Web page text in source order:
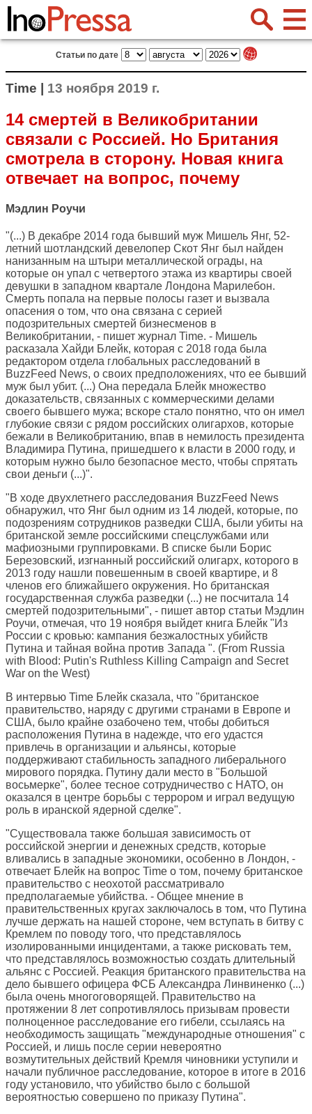
Статьи по дате
Time | 13 ноября 2019 г.
14 смертей в Великобритании
связали с Россией. Но Британия
смотрела в сторону. Новая книга
отвечает на вопрос, почему
Мэдлин Роучи
"(...) В декабре 2014 года бывший муж Мишель Янг, 52-
летний шотландский девелопер Скот Янг был найден
нанизанным на штыри металлической ограды, на
которые он упал с четвертого этажа из квартиры своей
девушки в западном квартале Лондона Марилебон.
Смерть попала на первые полосы газет и вызвала
опасения о том, что она связана с серией
подозрительных смертей бизнесменов в
Великобритании, - пишет журнал Time. - Мишель
расказала Хайди Блейк, которая с 2018 года была
редактором отдела глобальных расследований в
BuzzFeed News, о своих предположениях, что ее бывший
муж был убит. (...) Она передала Блейк множество
доказательств, связанных с коммерческими делами
своего бывшего мужа; вскоре стало понятно, что он имел
глубокие связи с рядом российских олигархов, которые
бежали в Великобританию, впав в немилость президента
Владимира Путина, пришедшего к власти в 2000 году, и
которым нужно было безопасное место, чтобы спрятать
свои деньги (...)".
"В ходе двухлетнего расследования BuzzFeed News
обнаружил, что Янг был одним из 14 людей, которые, по
подозрениям сотрудников разведки США, были убиты на
британской земле российскими спецслужбами или
мафиозными группировками. В списке были Борис
Березовский, изгнанный российский олигарх, которого в
2013 году нашли повешенным в своей квартире, и 8
членов его ближайшего окружения. Но британская
государственная служба разведки (...) не посчитала 14
смертей подозрительными", - пишет автор статьи Мэдлин
Роучи, отмечая, что 19 ноября выйдет книга Блейк "Из
России с кровью: кампания безжалостных убийств
Путина и тайная война против Запада ". (From Russia
with Blood: Putin's Ruthless Killing Campaign and Secret
War on the West)
В интервью Time Блейк сказала, что "британское
правительство, наряду с другими странами в Европе и
США, было крайне озабочено тем, чтобы добиться
расположения Путина в надежде, что его удастся
привлечь в организации и альянсы, которые
поддерживают стабильность западного либерального
мирового порядка. Путину дали место в "Большой
восьмерке", более тесное сотрудничество с НАТО, он
оказался в центре борьбы с террором и играл ведущую
роль в иранской ядерной сделке".
"Существовала также большая зависимость от
российской энергии и денежных средств, которые
вливались в западные экономики, особенно в Лондон, -
отвечает Блейк на вопрос Time о том, почему британское
правительство с неохотой рассматривало
предполагаемые убийства. - Общее мнение в
правительственных кругах заключалось в том, что Путина
лучше держать на нашей стороне, чем вступать в битву с
Кремлем по поводу того, что представлялось
изолированными инцидентами, а также рисковать тем,
что представлялось возможностью создать длительный
альянс с Россией. Реакция британского правительства на
дело бывшего офицера ФСБ Александра Линвиненко (...)
была очень многоговорящей. Правительство на
протяжении 8 лет сопротивлялось призывам провести
полноценное расследование его гибели, ссылаясь на
необходимость защищать "международные отношения" с
Россией, и лишь после серии невероятно
возмутительных действий Кремля чиновники уступили и
начали публичное расследование, которое в итоге в 2016
году установило, что убийство было с большой
вероятностью совершено по приказу Путина".